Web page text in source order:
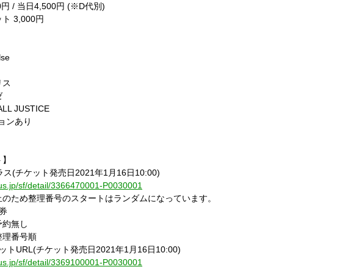
円 / 当日4,500円 (※D代別)
3,000円
JUSTICE
ンあり
ス(チケット発売日2021年1 月 16日10:00)
sf/detail/3366470001-P0030001
ため整理番号のスタートはランダムになっています。
無し
理番号順
ト URL(チケット発売日2021年1 月 16日10:00)
sf/detail/3369100001-P0030001